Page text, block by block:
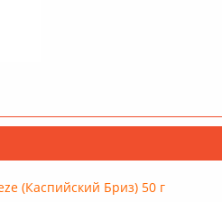
(Каспийский Бриз) 50 г